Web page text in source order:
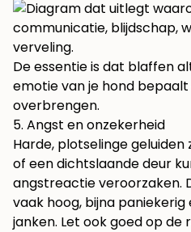
De essentie is dat blaffen
emotie van je hond
overbrengen.
5. Angst en onzekerheid
Harde, plotselinge
of een dichtslaande deur
angstreactie veroorzaken.
vaak hoog, bijna
janken. Let ook goed op de